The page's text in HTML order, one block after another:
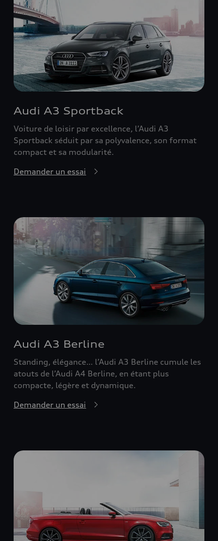
Audi A3 Sportback
Voiture de loisir par excellence, l’Audi A3
Sportback séduit par sa polyvalence, son format
compact et sa modularité.
Demander un essai
Audi A3 Berline
Standing, élégance… l’Audi A3 Berline cumule les
atouts de l’Audi A4 Berline, en étant plus
compacte, légère et dynamique.
Demander un essai